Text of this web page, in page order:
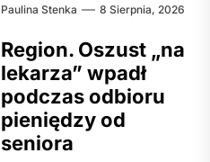
Paulina Stenka 8 Sierpnia, 2026
Region. Oszust „na
lekarza” wpadł
podczas odbioru
pieniędzy od
seniora